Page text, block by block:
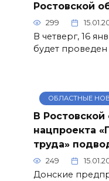
Ростовской
299
В четверг, 16
будет проведен
ОБЛАСТНЫЕ
В Ростовской
нацпроекта
труда»
249
Донские